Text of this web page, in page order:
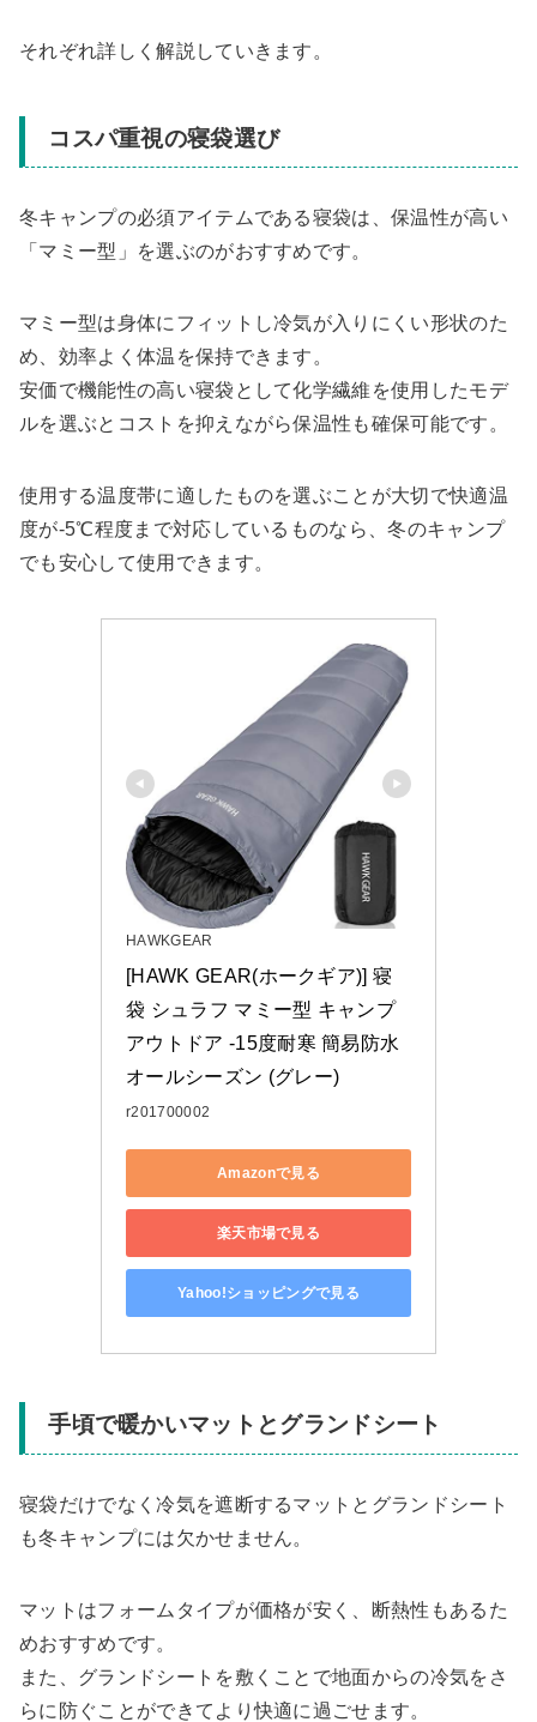
それぞれ詳しく解説していきます。
コスパ重視の寝袋選び
冬キャンプの必須アイテムである寝袋は、保温性が高い
「マミー型」を選ぶのがおすすめです。
マミー型は身体にフィットし冷気が入りにくい形状のた
め、効率よく体温を保持できます。
安価で機能性の高い寝袋として化学繊維を使用したモデ
ルを選ぶとコストを抑えながら保温性も確保可能です。
使用する温度帯に適したものを選ぶことが大切で快適温
度が-5℃程度まで対応しているものなら、冬のキャンプ
でも安心して使用できます。
HAWKGEAR
[HAWK GEAR(ホークギア)] 寝
袋 シュラフ マミー型 キャンプ
アウトドア -15度耐寒 簡易防水
オールシーズン (グレー)
r201700002
Amazonで見る
楽天市場で見る
Yahoo!ショッピングで見る
手頃で暖かいマットとグランドシート
寝袋だけでなく冷気を遮断するマットとグランドシート
も冬キャンプには欠かせません。
マットはフォームタイプが価格が安く、断熱性もあるた
めおすすめです。
また、グランドシートを敷くことで地面からの冷気をさ
らに防ぐことができてより快適に過ごせます。